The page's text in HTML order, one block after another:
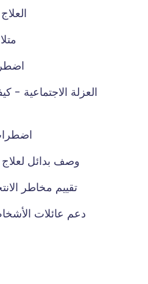
العزلة الاجتماعية -
وصف بدائل لعلاج
تقييم مخاطر
دعم عائلات